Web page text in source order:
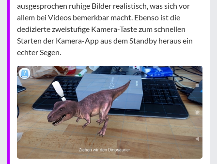
ausgesprochen ruhige Bilder realistisch, was sich vor
allem bei Videos bemerkbar macht. Ebenso ist die
dedizierte zweistufige Kamera-Taste zum schnellen
Starten der Kamera-App aus dem Standby heraus ein
echter Segen.